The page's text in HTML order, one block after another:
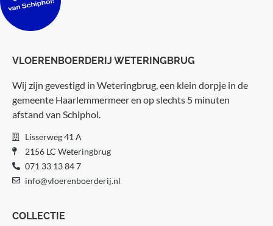
VLOERENBOERDERIJ WETERINGBRUG
Wij zijn gevestigd in Weteringbrug, een klein dorpje in de
gemeente Haarlemmermeer en op slechts 5 minuten
afstand van Schiphol.
Lisserweg 41 A
2156 LC Weteringbrug
071 33 13 84 7
info@vloerenboerderij.nl
COLLECTIE